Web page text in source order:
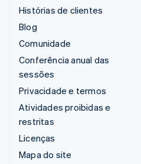
Histórias de clientes
Blog
Comunidade
Conferência anual das
sessões
Privacidade e termos
Atividades proibidas e
restritas
Licenças
Mapa do site